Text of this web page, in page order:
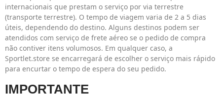
internacionais que prestam o serviço por via terrestre
(transporte terrestre). O tempo de viagem varia de 2 a 5 dias
úteis, dependendo do destino. Alguns destinos podem ser
atendidos com serviço de frete aéreo se o pedido de compra
não contiver itens volumosos. Em qualquer caso, a
Sportlet.store se encarregará de escolher o serviço mais rápido
para encurtar o tempo de espera do seu pedido.
IMPORTANTE